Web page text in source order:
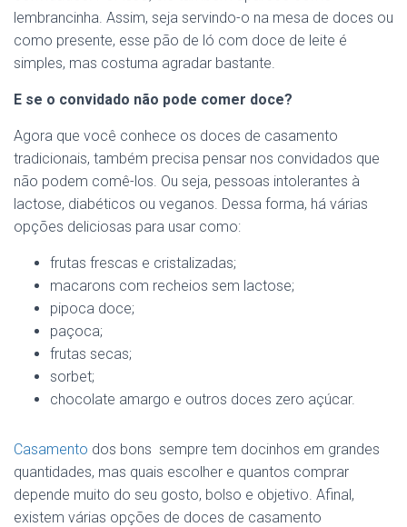
lembrancinha. Assim, seja servindo-o na mesa de doces ou
como presente, esse pão de ló com doce de leite é
simples, mas costuma agradar bastante.
E se o convidado não pode comer doce?
Agora que você conhece os doces de casamento
tradicionais, também precisa pensar nos convidados que
não podem comê-los. Ou seja, pessoas intolerantes à
lactose, diabéticos ou veganos. Dessa forma, há várias
opções deliciosas para usar como:
frutas frescas e cristalizadas;
macarons com recheios sem lactose;
pipoca doce;
paçoca;
frutas secas;
sorbet;
chocolate amargo e outros doces zero açúcar.
Casamento dos bons sempre tem docinhos em grandes
quantidades, mas quais escolher e quantos comprar
depende muito do seu gosto, bolso e objetivo. Afinal,
existem várias opções de doces de casamento